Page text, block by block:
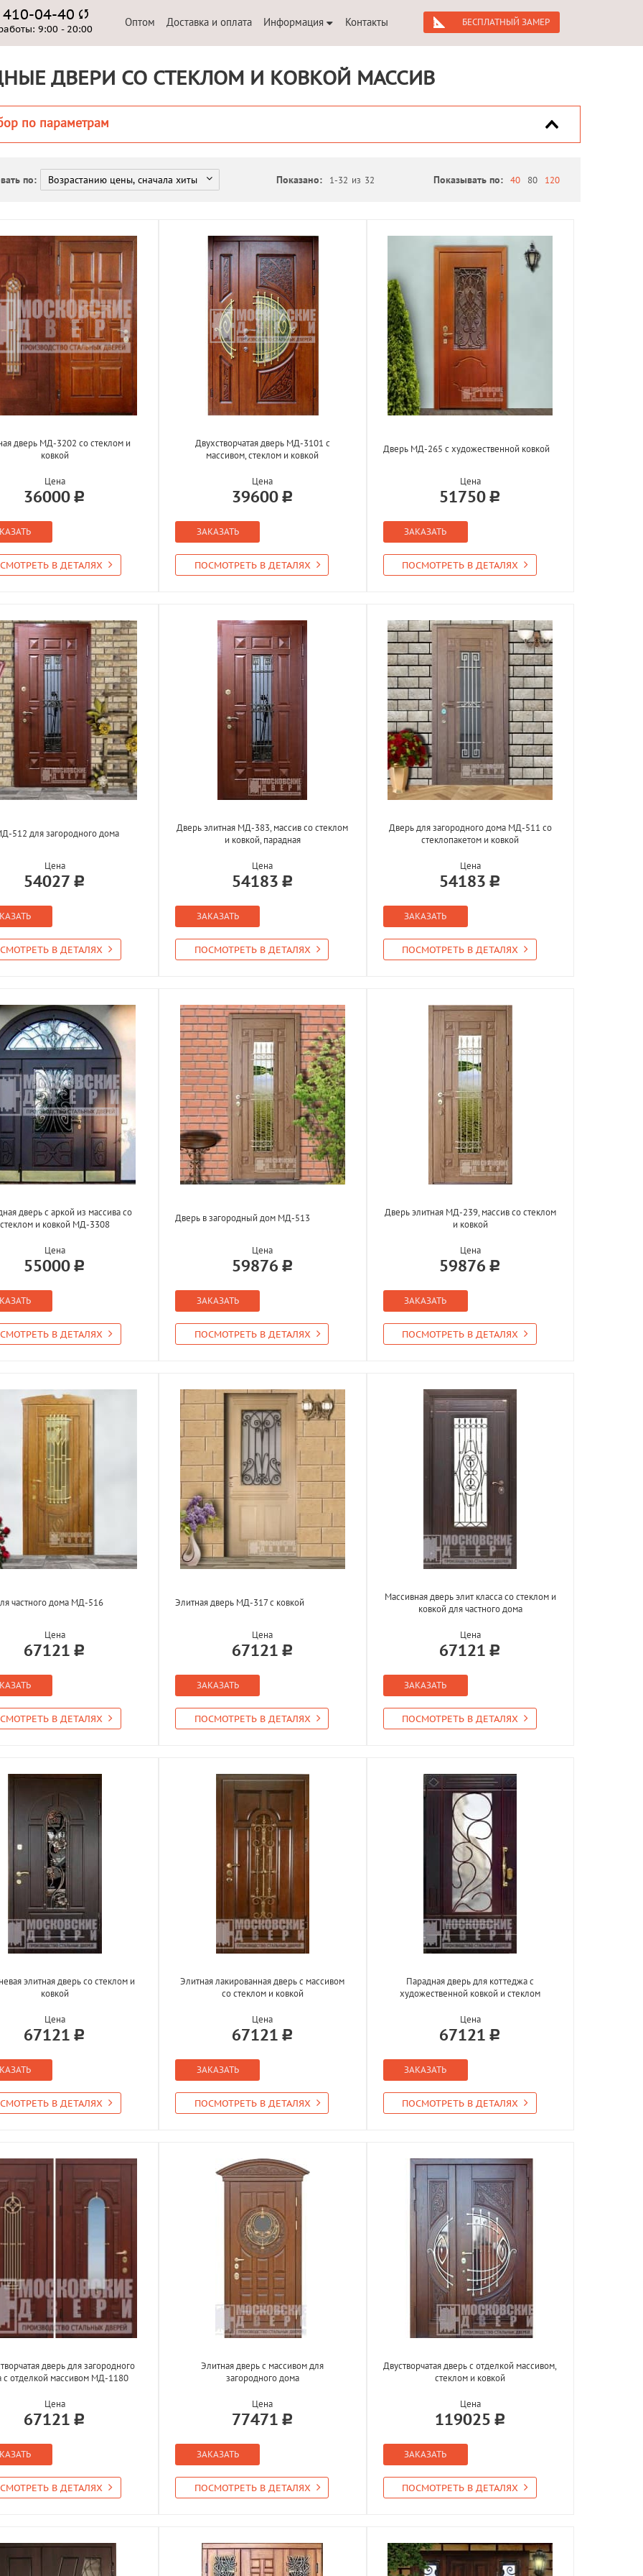
410-04-40
9:00 - 20:00
Оптом Доставка и оплата Информация Контакты БЕСПЛАТНЫЙ ЗАМЕР
ДВЕРИ СО СТЕКЛОМ И КОВКОЙ МАССИВ
по параметрам
по: Показано: 1-32 из 32 Показывать по: 40 80 120
дверь МД-3202 со стеклом и
ковкой
Цена
36000
В ДЕТАЛЯХ
Двухстворчатая дверь МД-3101 с
массивом, стеклом и ковкой
Цена
39600
ЗАКАЗАТЬ
ПОСМОТРЕТЬ В ДЕТАЛЯХ
Дверь МД-265 с художественной ковкой
Цена
51750
ЗАКАЗАТЬ
ПОСМОТРЕТЬ В ДЕТАЛЯХ
512 для загородного дома
Цена
54027
В ДЕТАЛЯХ
Дверь элитная МД-383, массив со стеклом
и ковкой, парадная
Цена
54183
ЗАКАЗАТЬ
ПОСМОТРЕТЬ В ДЕТАЛЯХ
Дверь для загородного дома МД-511 со
стеклопакетом и ковкой
Цена
54183
ЗАКАЗАТЬ
ПОСМОТРЕТЬ В ДЕТАЛЯХ
дверь с аркой из массива со
стеклом и ковкой МД-3308
Цена
55000
В ДЕТАЛЯХ
Дверь в загородный дом МД-513
Цена
59876
ЗАКАЗАТЬ
ПОСМОТРЕТЬ В ДЕТАЛЯХ
Дверь элитная МД-239, массив со стеклом
и ковкой
Цена
59876
ЗАКАЗАТЬ
ПОСМОТРЕТЬ В ДЕТАЛЯХ
частного дома МД-516
Цена
67121
В ДЕТАЛЯХ
Элитная дверь МД-317 с ковкой
Цена
67121
ЗАКАЗАТЬ
ПОСМОТРЕТЬ В ДЕТАЛЯХ
Массивная дверь элит класса со стеклом и
ковкой для частного дома
Цена
67121
ЗАКАЗАТЬ
ПОСМОТРЕТЬ В ДЕТАЛЯХ
элитная дверь со стеклом и
ковкой
Цена
67121
В ДЕТАЛЯХ
Элитная лакированная дверь с массивом
со стеклом и ковкой
Цена
67121
ЗАКАЗАТЬ
ПОСМОТРЕТЬ В ДЕТАЛЯХ
Парадная дверь для коттеджа с
художественной ковкой и стеклом
Цена
67121
ЗАКАЗАТЬ
ПОСМОТРЕТЬ В ДЕТАЛЯХ
дверь для загородного
с отделкой массивом МД-1180
Цена
67121
В ДЕТАЛЯХ
Элитная дверь с массивом для
загородного дома
Цена
77471
ЗАКАЗАТЬ
ПОСМОТРЕТЬ В ДЕТАЛЯХ
Двустворчатая дверь с отделкой массивом,
стеклом и ковкой
Цена
119025
ЗАКАЗАТЬ
ПОСМОТРЕТЬ В ДЕТАЛЯХ